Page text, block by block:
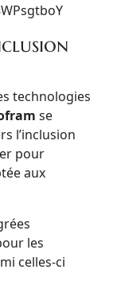
technologies
se
l’inclusion
pour
aux
les
celles-ci